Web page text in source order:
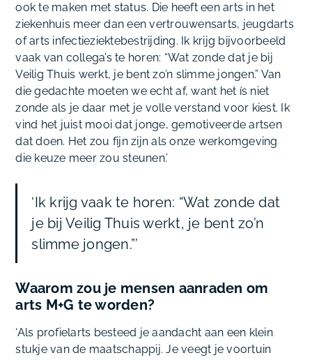
ook te maken met status. Die heeft een arts in het
ziekenhuis meer dan een vertrouwensarts, jeugdarts
of arts infectieziektebestrijding. Ik krijg bijvoorbeeld
vaak van collega’s te horen: “Wat zonde dat je bij
Veilig Thuis werkt, je bent zo’n slimme jongen.” Van
die gedachte moeten we echt af, want het ís niet
zonde als je daar met je volle verstand voor kiest. Ik
vind het juist mooi dat jonge, gemotiveerde artsen
dat doen. Het zou fijn zijn als onze werkomgeving
die keuze meer zou steunen.’
‘Ik krijg vaak te horen: “Wat zonde dat
je bij Veilig Thuis werkt, je bent zo’n
slimme jongen.”’
Waarom zou je mensen aanraden om
arts M+G te worden?
‘Als profielarts besteed je aandacht aan een klein
stukje van de maatschappij. Je veegt je voortuin